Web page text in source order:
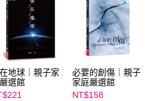
得法定代理人或監護人之同意方可使用
同意申辦者引起之損失，本公司不負相關責
時，將依據個別帳號之用戶狀況，依本公司
；若仍有額度不足之情形，本公司將視審查
使用他人資訊註冊。若發現惡意使用之情
有權停止該用戶之使用額度並採取法律行
地球｜親子家
選館
必要的創傷｜親子
家庭嚴選館
NT$158